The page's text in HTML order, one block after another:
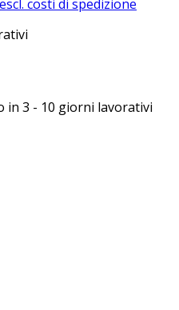
escl. costi di spedizione
in 3 - 10 giorni lavorativi